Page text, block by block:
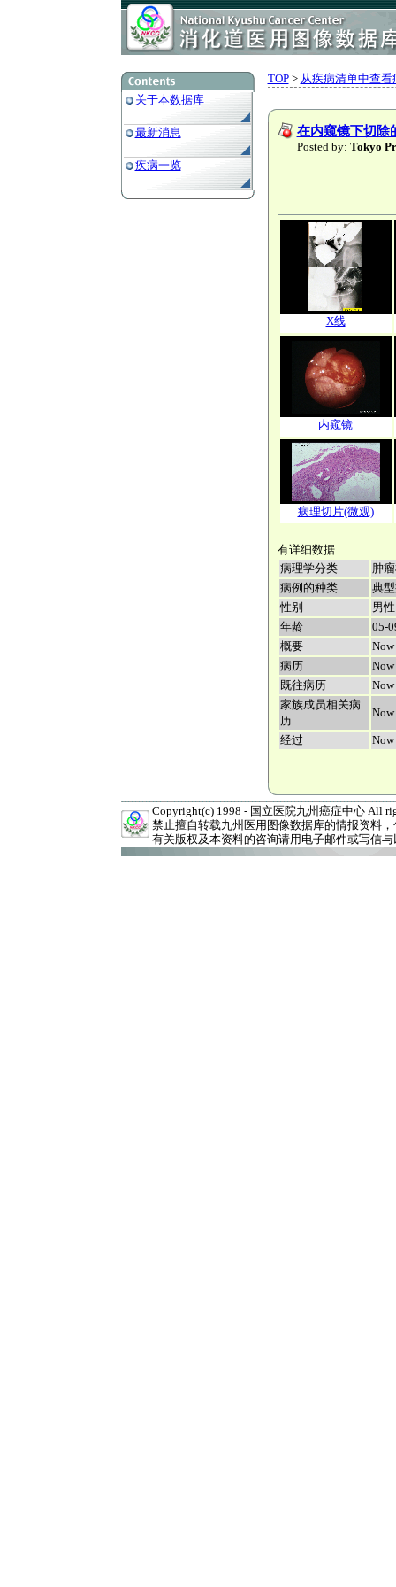
关于本数据库
最新消息
疾病一览
TOP> 从疾病清单中查看
在内窥镜下切除
Posted by: Tokyo
X线
内窥镜
病理切片(微观)
有详细数据
病理学分类
肿
病例的种类
典
性别
男性
年龄
05-
概要
病历
既往病历
家族成员相关病
历
经过
Copyright(c) 1998 - 国立医院九州癌症中心 All
禁止擅自转载九州医用图像数据库的情报资料
有关版权及本资料的咨询请用电子邮件或写信